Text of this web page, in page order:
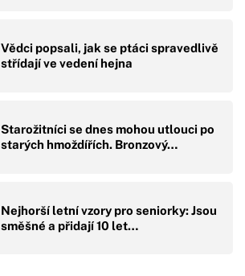
Vědci popsali, jak se ptáci spravedlivě
střídají ve vedení hejna
Starožitníci se dnes mohou utlouci po
starých hmoždířích. Bronzový…
Nejhorší letní vzory pro seniorky: Jsou
směšné a přidají 10 let…